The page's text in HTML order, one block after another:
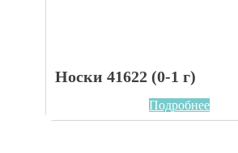
Носки 41622 (0-1 г)
Подробнее